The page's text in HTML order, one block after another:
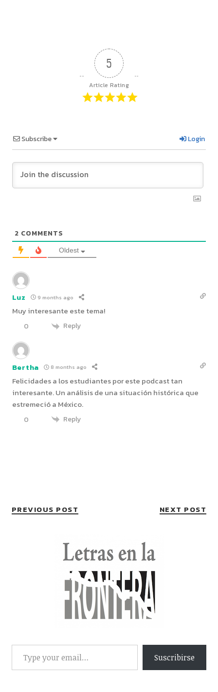
5
Article Rating
Subscribe Login
2 COMMENTS
Oldest
Luz 9 months ago
Muy interesante este tema!
0 Reply
Bertha 8 months ago
Felicidades a los estudiantes por este podcast tan
interesante. Un análisis de una situación histórica que
estremeció a México.
0 Reply
PREVIOUS POST NEXT POST
Suscribirse